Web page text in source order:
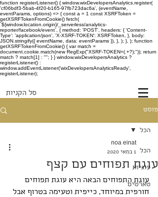
function registerListener() { window.wixDevelopersAnalytics.register(
'cf06bdf3-5bab-4f20-b165-97fb723dac6a', (eventName,
eventParams, options) => { const a = 1 const XSRFToken =
getXSRFTokenFromCookie() fetch(
`${window.location.origin}/_serverless/analytics-
reporter/facebook/event`, { method: 'POST', headers: { 'Content-
Type': 'application/json', 'X-XSRF-TOKEN': XSRFToken, }, body:
JSON.stringify({ eventName, data: eventParams }), }, ); }, ); function
getXSRFTokenFromCookie() { var match =
document.cookie.match(new RegExp("XSRF-TOKEN=(.+?);")); return
match ? match[1] : ""; } } window.wixDevelopersAnalytics ?
registerListener() :
window.addEventListener('wixDevelopersAnalyticsReady',
registerListener);
סל הקניות
פוסט
הכל
עוגיות
טארטים
הכל
עוגת תפוחים עם קצף
noa einat
1 במאי 2020
עוגת התפוחים הבאה היא עוגת תפוחים
חורפית במיוחד, כייפית וטעימה בטרוף אבל